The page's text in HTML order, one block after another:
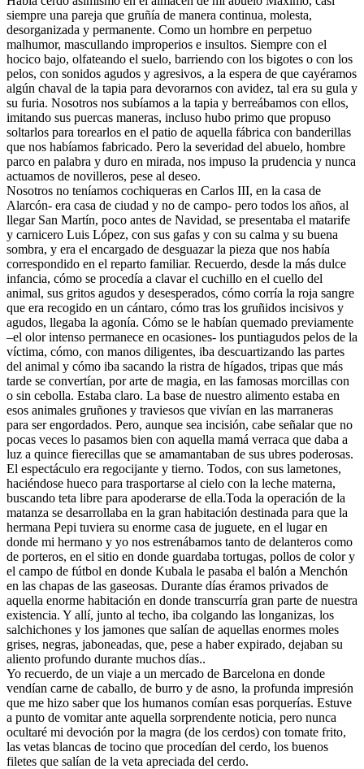
siempre una pareja que gruñía de manera continua, molesta,
desorganizada y permanente. Como un hombre en perpetuo
malhumor, mascullando improperios e insultos. Siempre con el
hocico bajo, olfateando el suelo, barriendo con los bigotes o con los
pelos, con sonidos agudos y agresivos, a la espera de que cayéramos
algún chaval de la tapia para devorarnos con avidez, tal era su gula y
su furia. Nosotros nos subíamos a la tapia y berreábamos con ellos,
imitando sus puercas maneras, incluso hubo primo que propuso
soltarlos para torearlos en el patio de aquella fábrica con banderillas
que nos habíamos fabricado. Pero la severidad del abuelo, hombre
parco en palabra y duro en mirada, nos impuso la prudencia y nunca
actuamos de novilleros, pese al deseo.
Nosotros no teníamos cochiqueras en Carlos III, en la casa de
Alarcón- era casa de ciudad y no de campo- pero todos los años, al
llegar San Martín, poco antes de Navidad, se presentaba el matarife
y carnicero Luis López, con sus gafas y con su calma y su buena
sombra, y era el encargado de desguazar la pieza que nos había
correspondido en el reparto familiar. Recuerdo, desde la más dulce
infancia, cómo se procedía a clavar el cuchillo en el cuello del
animal, sus gritos agudos y desesperados, cómo corría la roja sangre
que era recogido en un cántaro, cómo tras los gruñidos incisivos y
agudos, llegaba la agonía. Cómo se le habían quemado previamente
–el olor intenso permanece en ocasiones- los puntiagudos pelos de la
víctima, cómo, con manos diligentes, iba descuartizando las partes
del animal y cómo iba sacando la ristra de hígados, tripas que más
tarde se convertían, por arte de magia, en las famosas morcillas con
o sin cebolla. Estaba claro. La base de nuestro alimento estaba en
esos animales gruñones y traviesos que vivían en las marraneras
para ser engordados. Pero, aunque sea incisión, cabe señalar que no
pocas veces lo pasamos bien con aquella mamá verraca que daba a
luz a quince fierecillas que se amamantaban de sus ubres poderosas.
El espectáculo era regocijante y tierno. Todos, con sus lametones,
haciéndose hueco para trasportarse al cielo con la leche materna,
buscando teta libre para apoderarse de ella.Toda la operación de la
matanza se desarrollaba en la gran habitación destinada para que la
hermana Pepi tuviera su enorme casa de juguete, en el lugar en
donde mi hermano y yo nos estrenábamos tanto de delanteros como
de porteros, en el sitio en donde guardaba tortugas, pollos de color y
el campo de fútbol en donde Kubala le pasaba el balón a Menchón
en las chapas de las gaseosas. Durante días éramos privados de
aquella enorme habitación en donde transcurría gran parte de nuestra
existencia. Y allí, junto al techo, iba colgando las longanizas, los
salchichones y los jamones que salían de aquellas enormes moles
grises, negras, jaboneadas, que, pese a haber expirado, dejaban su
aliento profundo durante muchos días..
Yo recuerdo, de un viaje a un mercado de Barcelona en donde
vendían carne de caballo, de burro y de asno, la profunda impresión
que me hizo saber que los humanos comían esas porquerías. Estuve
a punto de vomitar ante aquella sorprendente noticia, pero nunca
ocultaré mi devoción por la magra (de los cerdos) con tomate frito,
las vetas blancas de tocino que procedían del cerdo, los buenos
filetes que salían de la veta apreciada del cerdo.